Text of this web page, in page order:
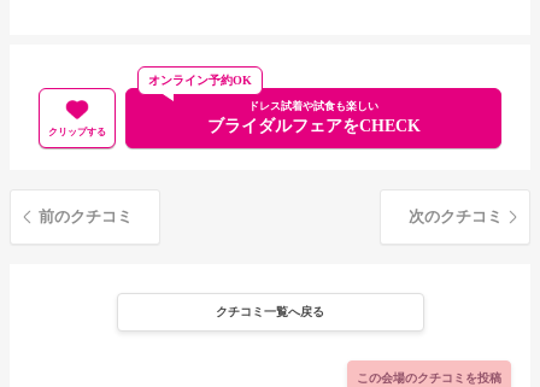
クリップする
ドレス試着や試食も楽しい
ブライダルフェアをCHECK
オンライン予約OK
前のクチコミ 次のクチコミ
クチコミ一覧へ戻る
この会場のクチコミを投稿